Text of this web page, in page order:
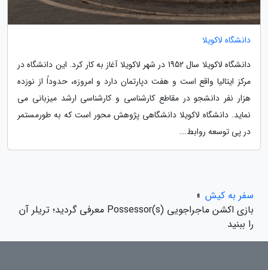
دانشگاه لاکویلا
دانشگاه لاکویلا سال 1952 در شهر لاکویلا آغاز به کار کرد. این دانشگاه در
مرکز ایتالیا واقع است و هفت دپارتمان دارد و امروزه، حدوداً از نوزده
هزار نفر دانشجو در مقاطع کارشناسی و کارشناسی ارشد میزبانی می
نماید. دانشگاه لاکویلا دانشگاهی پژوهش محور است که به طورمستمر
در پی توسعه روابط...
سفر به کیش »
بازی اکشن ماجراجویی Possessor(s) معرفی گردید؛ تریلر آن
را ببنید